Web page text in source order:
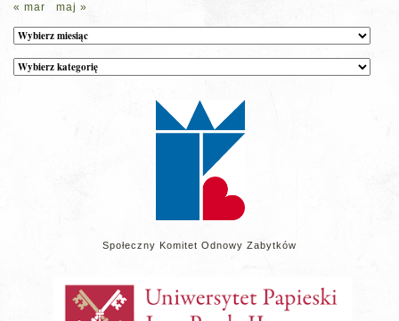
« mar maj »
Archiwum
Kategorie
wpisów
Społeczny Komitet Odnowy Zabytków